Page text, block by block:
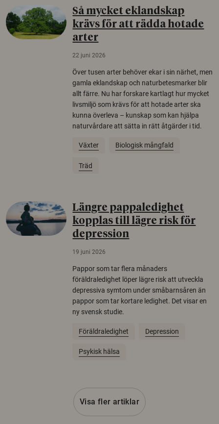
Så mycket eklandskap
krävs för att rädda hotade
arter
22 juni 2026
Över tusen arter behöver ekar i sin närhet, men
gamla eklandskap och naturbetesmarker blir
allt färre. Nu har forskare kartlagt hur mycket
livsmiljö som krävs för att hotade arter ska
kunna överleva – kunskap som kan hjälpa
naturvårdare att sätta in rätt åtgärder i tid.
Växter Biologisk mångfald
Träd
Längre pappaledighet
kopplas till lägre risk för
depression
19 juni 2026
Pappor som tar flera månaders
föräldraledighet löper lägre risk att utveckla
depressiva symtom under småbarnsåren än
pappor som tar kortare ledighet. Det visar en
ny svensk studie.
Föräldraledighet Depression
Psykisk hälsa
Visa fler artiklar